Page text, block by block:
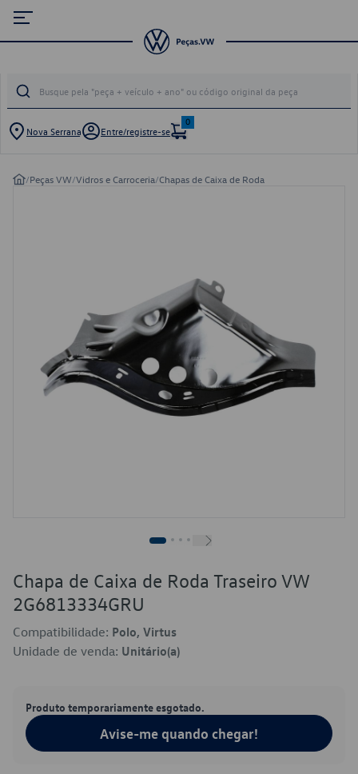
Nova Serrana Entre/registre-se
0
/Peças VW/Vidros e Carroceria/Chapas de Caixa de Roda
Chapa de Caixa de Roda Traseiro VW
2G6813334GRU
Compatibilidade: Polo, Virtus
Unidade de venda: Unitário(a)
Produto temporariamente esgotado.
Avise-me quando chegar!